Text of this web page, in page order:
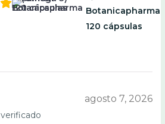
Botanicapharma
120 cápsulas
agosto 7, 2026